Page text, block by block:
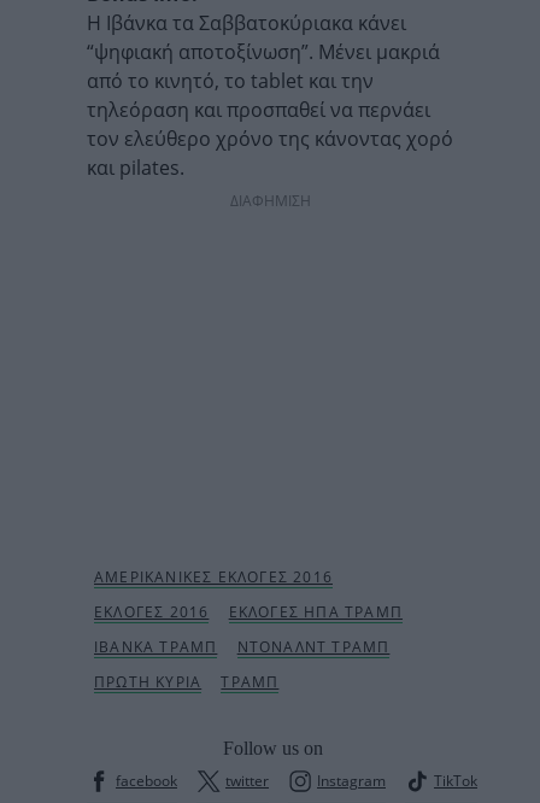
Η Ιβάνκατα Σαββατοκύριακα κάνει
“ψηφιακή αποτοξίνωση”. Μένει μακριά
από το κινητό, το tablet και την
τηλεόραση και προσπαθεί να περνάει
τον ελεύθερο χρόνο της κάνοντας χορό
και pilates.
ΔΙΑΦΗΜΙΣΗ
Follow us on
facebook
twitter Instagram TikTok